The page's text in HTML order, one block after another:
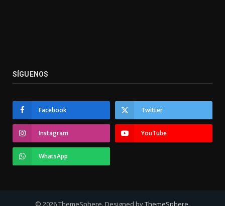
SÍGUENOS
Facebook Twitter
Instagram YouTube
WhatsApp
© 2026 ThemeSphere. Designed byThemeSphere.